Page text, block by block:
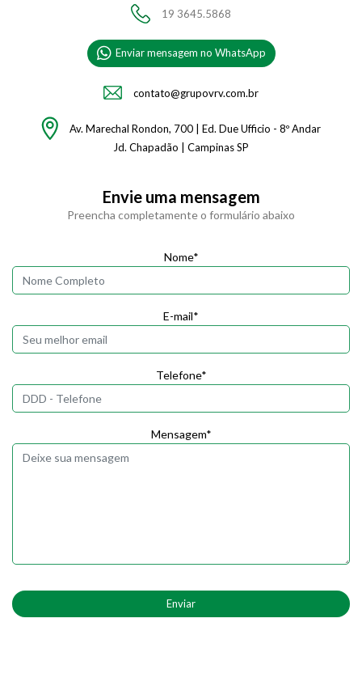
19 3645.5868
Enviar mensagem no WhatsApp
contato@grupovrv.com.br
Av. Marechal Rondon, 700 | Ed. Due Ufficio - 8º Andar
Jd. Chapadão | Campinas SP
Envie uma mensagem
Preencha completamente o formulário abaixo
Nome*
E-mail*
Telefone*
Mensagem*